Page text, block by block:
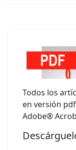
Todos los
en versión
Adobe®